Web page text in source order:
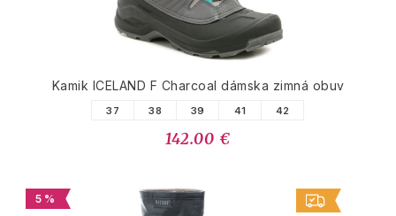
Kamik ICELAND F Charcoal dámska zimná obuv
37 38 39 41 42
142.00 €
5 %